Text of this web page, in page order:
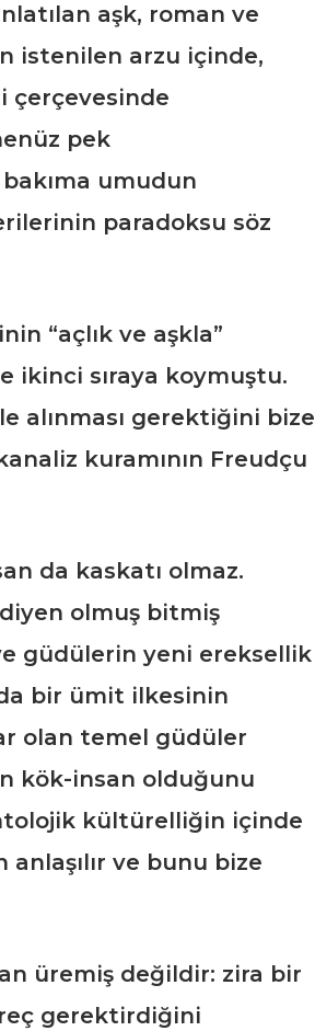
aşk, roman ve
istenilen arzu içinde,
çerçevesinde
pek
umudun
paradoksu söz
“açlık ve aşkla”
ikinci sıraya koymuştu.
alınması gerektiğini bize
kuramının Freudçu
da kaskatı olmaz.
olmuş bitmiş
güdülerin yeni ereksellik
bir ümit ilkesinin
olan temel güdüler
kök-insan olduğunu
kültürelliğin içinde
ve bunu bize
üremiş değildir: zira bir
gerektirdiğini